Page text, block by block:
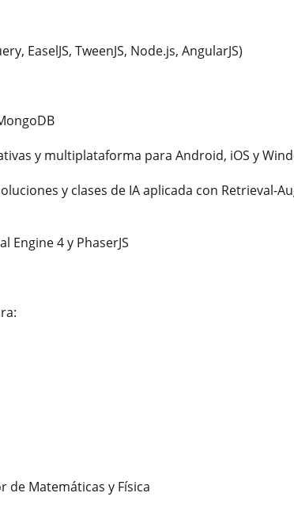
EaselJS, TweenJS, Node.js, AngularJS)
y multiplataforma para Android, iOS y
y clases de IA aplicada con Retrieval-
Engine 4 y PhaserJS
de Matemáticas y Física